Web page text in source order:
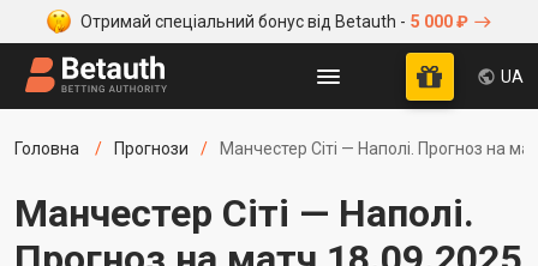
Отримай спеціальний бонус від Betauth - 5 000 ₽
UA
Головна Прогнози Манчестер Сіті — Наполі. Прогноз на
Манчестер Сіті — Наполі.